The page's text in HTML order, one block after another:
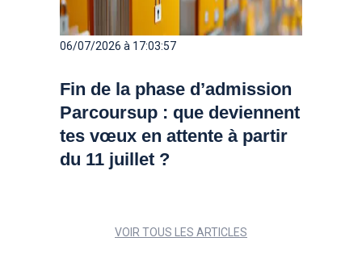
06/07/2026 à 17:03:57
Fin de la phase d’admission
Parcoursup : que deviennent
tes vœux en attente à partir
du 11 juillet ?
VOIR TOUS LES ARTICLES